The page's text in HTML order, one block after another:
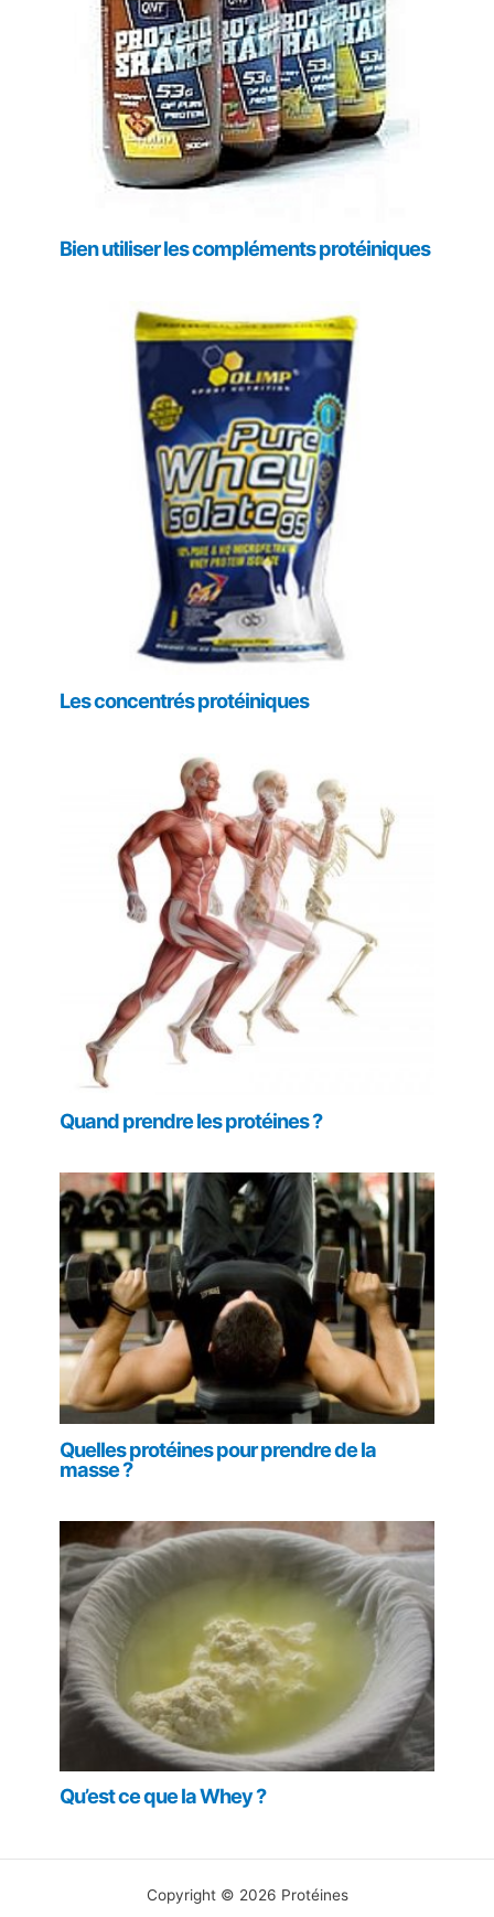
Bien utiliser les compléments protéiniques
Les concentrés protéiniques
Quand prendre les protéines ?
Quelles protéines pour prendre de la
masse ?
Qu’est ce que la Whey ?
Copyright © 2026 Protéines